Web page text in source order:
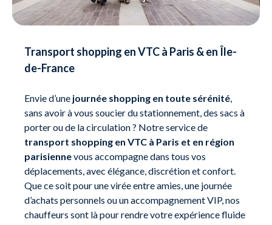
Transport shopping en VTC à Paris & en Île-
de-France
Envie d’une journée shopping en toute sérénité,
sans avoir à vous soucier du stationnement, des sacs à
porter ou de la circulation ? Notre service de
transport shopping en VTC à Paris et en région
parisiennevous accompagne dans tous vos
déplacements, avec élégance, discrétion et confort.
Que ce soit pour une virée entre amies, une journée
d’achats personnels ou un accompagnement VIP, nos
chauffeurs sont là pour rendre votre expérience fluide